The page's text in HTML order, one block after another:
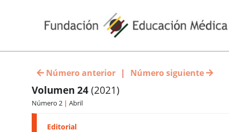
Número siguiente
|
Número anterior
Volumen 24(2021)
Número 2 | Abril
Editorial